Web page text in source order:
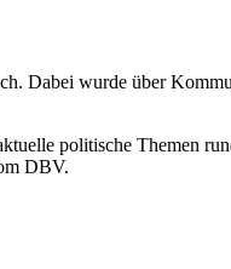
Dabei wurde über
politische Themen
DBV.